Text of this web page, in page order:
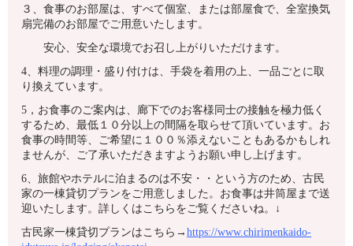
３、食事のお部屋は、すべて個室、または部屋食で、全室換気
扇完備のお部屋でご用意いたします。
安心、安全な環境でお召し上がりいただけます。
4、料理の調理・盛り付けは、手袋を着用の上、一品ごとに取
り換えています。
5，お食事のご案内は、廊下でのお客様同士の接触を極力低く
するため、最低１０分以上の間隔を取らせて頂いています。お
食事の時間等、ご希望に１００％添えないこともあるかもしれ
ませんが、ご了承いただきますようお願い申し上げます。
6、旅館やホテルに泊まるのは不安・・という方のため、古民
家の一棟貸切プランをご用意しました。お食事は井筒屋まで送
迎いたします。詳しくはこちらをご覧くださいね。↓
古民家一棟貸切プランはこちら→https://www.chirimenkaido-